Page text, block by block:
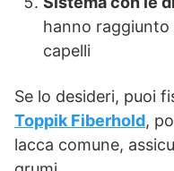
hanno
capelli
Se lo desideri, puoi
Toppik Fiberhold,
lacca comune,